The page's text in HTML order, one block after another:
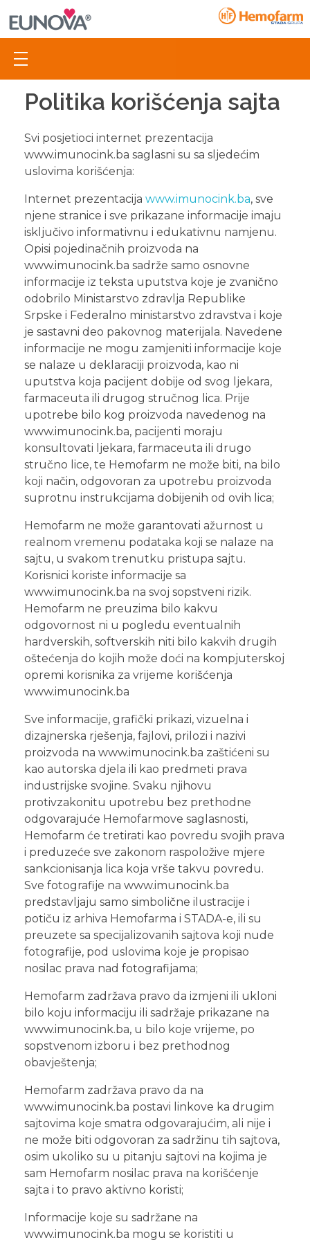
IMUNOCINK ZA DJECU
IMUNOCINK ZA ODRASLE
ZAŠTO IMUNOCINK?
ČESTO POSTAVLJENA PITANJA
Politika korišćenja sajta
Svi posjetioci internet prezentacija
www.imunocink.ba saglasni su sa sljedećim
uslovima korišćenja:
Internet prezentacija www.imunocink.ba, sve
njene stranice i sve prikazane informacije imaju
isključivo informativnu i edukativnu namjenu.
Opisi pojedinačnih proizvoda na
www.imunocink.ba sadrže samo osnovne
informacije iz teksta uputstva koje je zvanično
odobrilo Ministarstvo zdravlja Republike
Srpske i Federalno ministarstvo zdravstva i koje
je sastavni deo pakovnog materijala. Navedene
informacije ne mogu zamjeniti informacije koje
se nalaze u deklaraciji proizvoda, kao ni
uputstva koja pacijent dobije od svog ljekara,
farmaceuta ili drugog stručnog lica. Prije
upotrebe bilo kog proizvoda navedenog na
www.imunocink.ba, pacijenti moraju
konsultovati ljekara, farmaceuta ili drugo
stručno lice, te Hemofarm ne može biti, na bilo
koji način, odgovoran za upotrebu proizvoda
suprotnu instrukcijama dobijenih od ovih lica;
Hemofarm ne može garantovati ažurnost u
realnom vremenu podataka koji se nalaze na
sajtu, u svakom trenutku pristupa sajtu.
Korisnici koriste informacije sa
www.imunocink.ba na svoj sopstveni rizik.
Hemofarm ne preuzima bilo kakvu
odgovornost ni u pogledu eventualnih
hardverskih, softverskih niti bilo kakvih drugih
oštećenja do kojih može doći na kompjuterskoj
opremi korisnika za vrijeme korišćenja
www.imunocink.ba
Sve informacije, grafički prikazi, vizuelna i
dizajnerska rješenja, fajlovi, prilozi i nazivi
proizvoda na www.imunocink.ba zaštićeni su
kao autorska djela ili kao predmeti prava
industrijske svojine. Svaku njihovu
protivzakonitu upotrebu bez prethodne
odgovarajuće Hemofarmove saglasnosti,
Hemofarm će tretirati kao povredu svojih prava
i preduzeće sve zakonom raspoložive mjere
sankcionisanja lica koja vrše takvu povredu.
Sve fotografije na www.imunocink.ba
predstavljaju samo simbolične ilustracije i
potiču iz arhiva Hemofarma i STADA-e, ili su
preuzete sa specijalizovanih sajtova koji nude
fotografije, pod uslovima koje je propisao
nosilac prava nad fotografijama;
Hemofarm zadržava pravo da izmjeni ili ukloni
bilo koju informaciju ili sadržaje prikazane na
www.imunocink.ba, u bilo koje vrijeme, po
sopstvenom izboru i bez prethodnog
obavještenja;
Hemofarm zadržava pravo da na
www.imunocink.ba postavi linkove ka drugim
sajtovima koje smatra odgovarajućim, ali nije i
ne može biti odgovoran za sadržinu tih sajtova,
osim ukoliko su u pitanju sajtovi na kojima je
sam Hemofarm nosilac prava na korišćenje
sajta i to pravo aktivno koristi;
Informacije koje su sadržane na
www.imunocink.ba mogu se koristiti u